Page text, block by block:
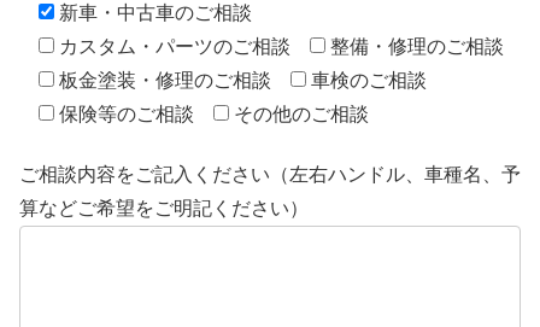
新車・中古車のご相談
カスタム・パーツのご相談
整備・修理のご相談
板金塗装・修理のご相談
車検のご相談
保険等のご相談
その他のご相談
ご相談内容をご記入ください（左右ハンドル、車種名、予
算などご希望をご明記ください）